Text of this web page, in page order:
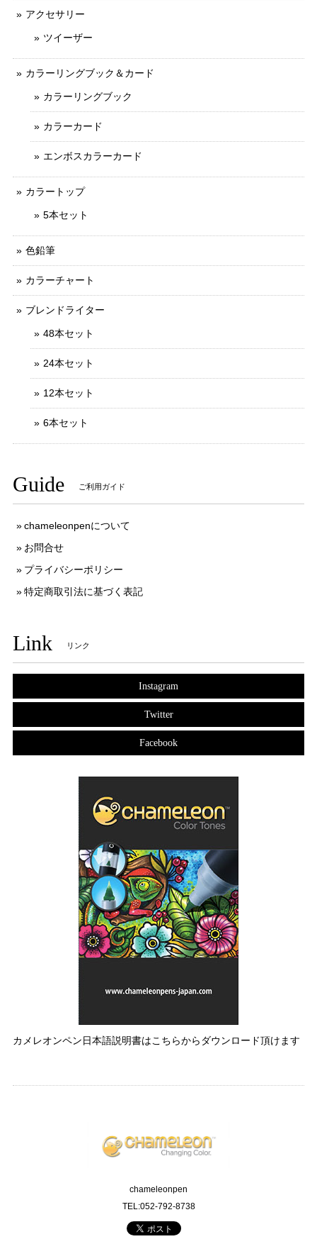
アクセサリー
ツイーザー
カラーリングブック＆カード
カラーリングブック
カラーカード
エンボスカラーカード
カラートップ
5本セット
色鉛筆
カラーチャート
ブレンドライター
48本セット
24本セット
12本セット
6本セット
Guide ご利用ガイド
chameleonpenについて
お問合せ
プライバシーポリシー
特定商取引法に基づく表記
Link リンク
Instagram
Twitter
Facebook
カメレオンペン日本語説明書はこちらからダウンロード頂けます
chameleonpen
TEL:052-792-8738